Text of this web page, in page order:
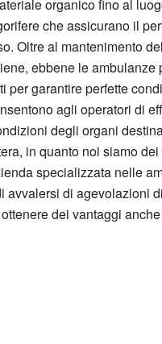
organico fino al
che assicurano il
Oltre al mantenimento
ebbene le ambulanze
garantire perfette
agli operatori di
degli organi
in quanto noi siamo
specializzata nelle
di agevolazioni
dei vantaggi